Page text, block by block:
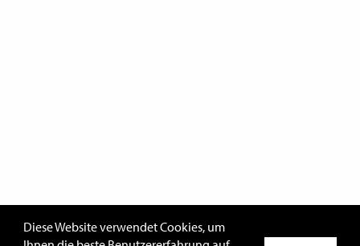
Diese Website verwendet Cookies, um